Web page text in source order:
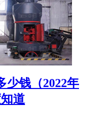
少钱（2022年
道